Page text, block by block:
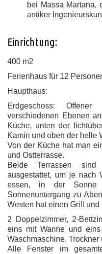
bei Massa Martana,
antiker
Einrichtung:
400 m2
Ferienhaus für 12
Haupthaus:
Erdgeschoss:
verschiedenen Ebenen
Küche, unten der
Kamin und oben der helle
Von der Küche hat man
und Ostterrasse.
Beide Terrassen
ausgestattet, um je nach
essen, in der Sonne
Sonnenuntergang zu
Westen hat einen Grill
2 Doppelzimmer, 2-
eins mit Wanne und
Waschmaschine,
Alle Fenster im